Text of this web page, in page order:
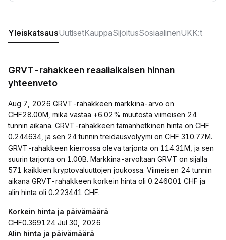
YleiskatsausUutisetKauppaSijoitusSosiaalinenUKK:t
GRVT-rahakkeen reaaliaikaisen hinnan
yhteenveto
Aug 7, 2026 GRVT-rahakkeen markkina-arvo on
CHF28.00M, mikä vastaa +6.02% muutosta viimeisen 24
tunnin aikana. GRVT-rahakkeen tämänhetkinen hinta on CHF
0.244634, ja sen 24 tunnin treidausvolyymi on CHF 310.77M.
GRVT-rahakkeen kierrossa oleva tarjonta on 114.31M, ja sen
suurin tarjonta on 1.00B. Markkina-arvoltaan GRVT on sijalla
571 kaikkien kryptovaluuttojen joukossa. Viimeisen 24 tunnin
aikana GRVT-rahakkeen korkein hinta oli 0.246001 CHF ja
alin hinta oli 0.223441 CHF.
Korkein hinta ja päivämäärä
CHF0.369124 Jul 30, 2026
Alin hinta ja päivämäärä